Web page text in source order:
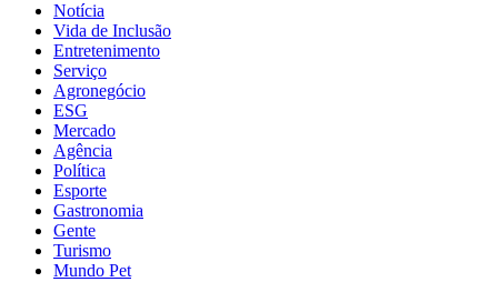
Notícia
Vida de Inclusão
Entretenimento
Serviço
Agronegócio
ESG
Mercado
Agência
Política
Esporte
Gastronomia
Gente
Turismo
Mundo Pet